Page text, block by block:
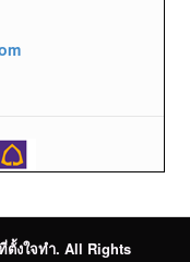
งใจทำ. All Rights